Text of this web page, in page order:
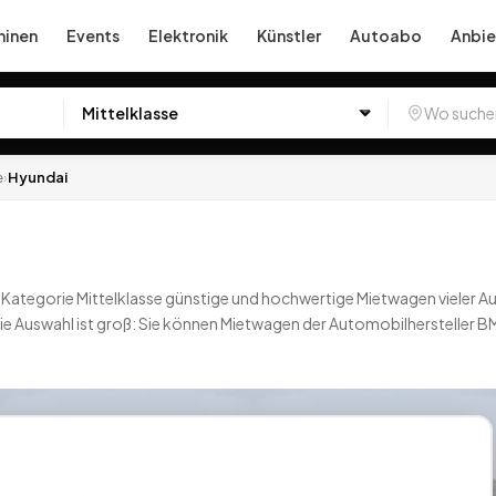
Events Elektronik Künstler Autoabo
›Hyundai
Mittelklasse günstige und hochwertige Mietwagen vieler
Auswahl ist groß: Sie können Mietwagen der Automobilhersteller